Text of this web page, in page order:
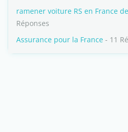
ramener voiture RS en France
Réponses
Assurance pour la France - 11